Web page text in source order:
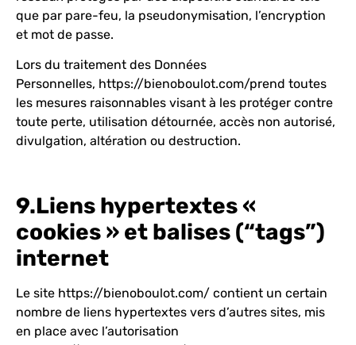
que par pare-feu, la pseudonymisation, l’encryption
et mot de passe.
Lors du traitement des Données
Personnelles, https://bienoboulot.com/prend toutes
les mesures raisonnables visant à les protéger contre
toute perte, utilisation détournée, accès non autorisé,
divulgation, altération ou destruction.
9.Liens hypertextes «
cookies » et balises (“tags”)
internet
Le site https://bienoboulot.com/ contient un certain
nombre de liens hypertextes vers d’autres sites, mis
en place avec l’autorisation